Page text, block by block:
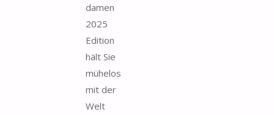
damen
2025
Edition
hält Sie
mühelos
mit der
Welt